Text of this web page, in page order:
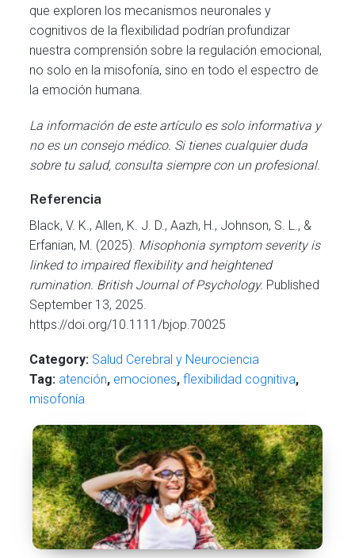
que exploren los mecanismos neuronales y
cognitivos de la flexibilidad podrían profundizar
nuestra comprensión sobre la regulación emocional,
no solo en la misofonía, sino en todo el espectro de
la emoción humana.
La información de este artículo es solo informativa y
no es un consejo médico. Si tienes cualquier duda
sobre tu salud, consulta siempre con un profesional.
Referencia
Black, V. K., Allen, K. J. D., Aazh, H., Johnson, S. L., &
Erfanian, M. (2025). Misophonia symptom severity is
linked to impaired flexibility and heightened
rumination. British Journal of Psychology. Published
September 13, 2025.
https://doi.org/10.1111/bjop.70025
Category: Salud Cerebral y Neurociencia
Tag: atención, emociones,flexibilidad cognitiva,
misofonía